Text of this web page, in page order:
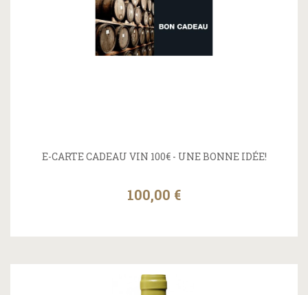
E-CARTE CADEAU VIN 100€ - UNE BONNE IDÉE!
100,00 €